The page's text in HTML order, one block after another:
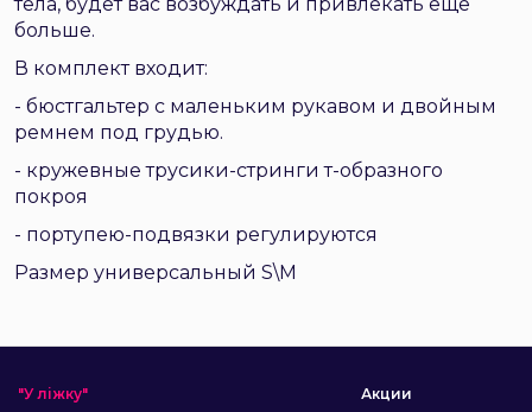
больше.
В комплект входит:
- бюстгальтер с маленьким рукавом и двойным
ремнем под грудью.
- кружевные трусики-стринги т-образного
покроя
- портупею-подвязки регулируются
Размер универсальный S\M
"У ліжку"
Акции